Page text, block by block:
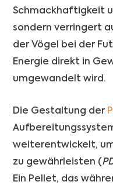
Schmackhaftigkeit
sondern verringert
der Vögel bei der
Energie direkt in
umgewandelt wird.
Die Gestaltung der
weiterentwickelt,
zu gewährleisten (
Ein Pellet, das